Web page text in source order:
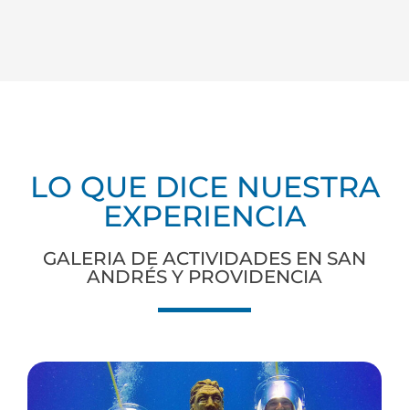
LO QUE DICE NUESTRA
EXPERIENCIA
GALERIA DE ACTIVIDADES EN SAN
ANDRÉS Y PROVIDENCIA